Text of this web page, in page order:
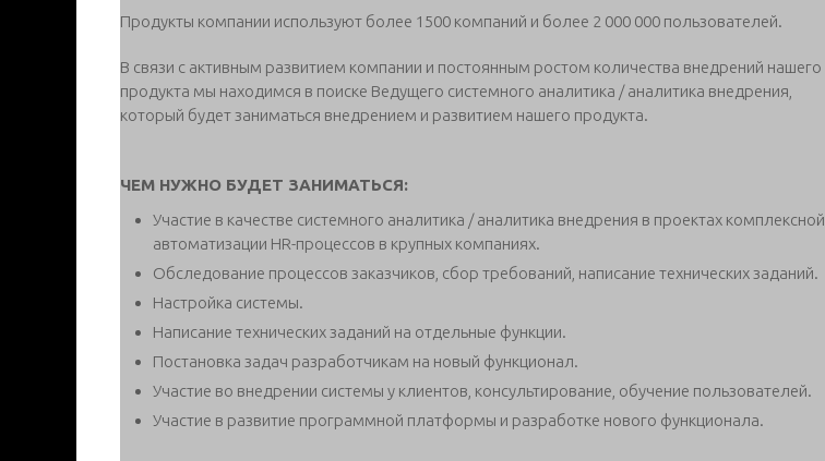
Продукты компании используют более 1500 компаний и более 2 000 000 пользователей.
В связи с активным развитием компании и постоянным ростом количества внедрений нашего
продукта мы находимся в поиске Ведущего системного аналитика / аналитика внедрения,
который будет заниматься внедрением и развитием нашего продукта.
ЧЕМ НУЖНО БУДЕТ ЗАНИМАТЬСЯ:
Участие в качестве системного аналитика / аналитика внедрения в проектах комплексной
автоматизации HR-процессов в крупных компаниях.
Обследование процессов заказчиков, сбор требований, написание технических заданий.
Настройка системы.
Написание технических заданий на отдельные функции.
Постановка задач разработчикам на новый функционал.
Участие во внедрении системы у клиентов, консультирование, обучение пользователей.
Участие в развитие программной платформы и разработке нового функционала.